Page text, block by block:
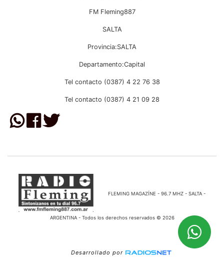
FM Fleming887
SALTA
Provincia:SALTA
Departamento:Capital
Tel contacto (0387) 4 22 76 38
Tel contacto (0387) 4 21 09 28
FLEMING MAGAZÍNE - 96.7 MHZ - SALTA -
ARGENTINA - Todos los derechos reservados © 2026
Desarrollado por